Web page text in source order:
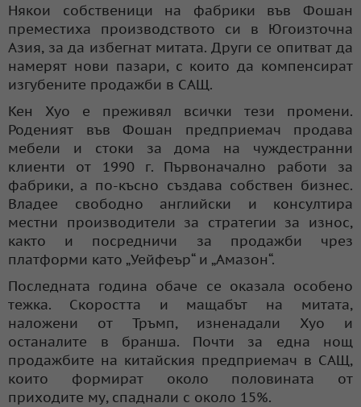
Някои собственици на фабрики във Фошан
преместиха производството си в Югоизточна
Азия, за да избегнат митата. Други се опитват да
намерят нови пазари, с които да компенсират
изгубените продажби в САЩ.
Кен Хуо е преживял всички тези промени.
Роденият във Фошан предприемач продава
мебели и стоки за дома на чуждестранни
клиенти от 1990 г. Първоначално работи за
фабрики, а по-късно създава собствен бизнес.
Владее свободно английски и консултира
местни производители за стратегии за износ,
както и посредничи за продажби чрез
платформи като „Уейфеър“ и „Амазон“.
Последната година обаче се оказала особено
тежка. Скоростта и мащабът на митата,
наложени от Тръмп, изненадали Хуо и
останалите в бранша. Почти за една нощ
продажбите на китайския предприемач в САЩ,
които формират около половината от
приходите му, спаднали с около 15%.